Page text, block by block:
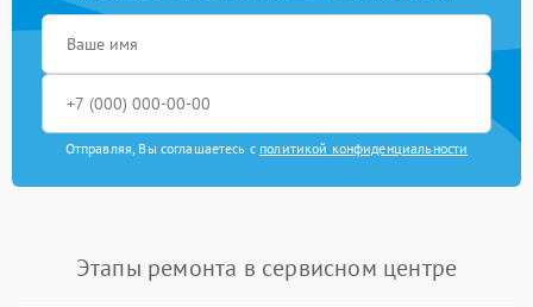
Отправляя, Вы соглашаетесь с политикой конфиденциальности
Этапы ремонта в сервисном центре